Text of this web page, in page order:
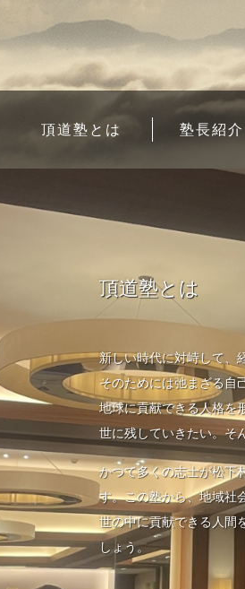
頂道塾とは 塾長紹介
頂道塾とは
新しい時代に対峙して、
そのためには弛まざる自
地球に貢献できる人格を
世に残していきたい。そ
かつて多くの志士が松下
す。この塾から、地域社
世の中に貢献できる人間
しょう。